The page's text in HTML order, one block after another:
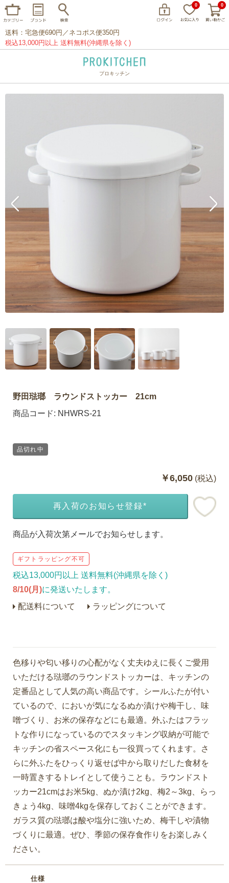
0 0
つきじ常陸屋
送料：宅急便690円／ネコポス便350円
税込13,000円以上 送料無料(沖縄県を除く)
プロキッチン
野田琺瑯 ラウンドストッカー 21cm
商品コード: NHWRS-21
品切れ中
￥6,050 (税込)
再入荷のお知らせ登録*
商品が入荷次第メールでお知らせします。
ギフトラッピング不可
税込13,000円以上 送料無料(沖縄県を除く)
8/10(月)に発送いたします。
配送料について
ラッピングについて
色移りや匂い移りの心配がなく丈夫ゆえに長くご愛用
いただける琺瑯のラウンドストッカーは、キッチンの
定番品として人気の高い商品です。シールふたが付い
ているので、においが気になるぬか漬けや梅干し、味
噌づくり、お米の保存などにも最適。外ふたはフラッ
トな作りになっているのでスタッキング収納が可能で
キッチンの省スペース化にも一役買ってくれます。さ
らに外ふたをひっくり返せば中から取りだした食材を
一時置きするトレイとして使うことも。ラウンドスト
ッカー21cmはお米5kg、ぬか漬け2kg、梅2～3kg、らっ
きょう4kg、味噌4kgを保存しておくことができます。
ガラス質の琺瑯は酸や塩分に強いため、梅干しや漬物
づくりに最適。ぜひ、季節の保存食作りをお楽しみく
ださい。
仕様